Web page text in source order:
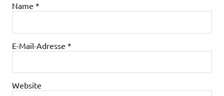
Name *
E-Mail-Adresse *
Website